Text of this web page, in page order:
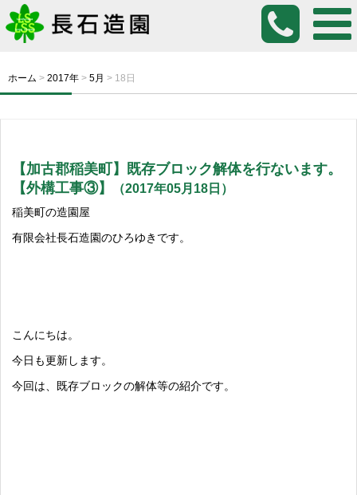
ホーム > 2017年 > 5月 > 18日
【加古郡稲美町】既存ブロック解体を行ないます。
【外構工事③】
（2017年05月18日）
稲美町の造園屋
有限会社長石造園のひろゆきです。
こんにちは。
今日も更新します。
今回は、既存ブロックの解体等の紹介です。